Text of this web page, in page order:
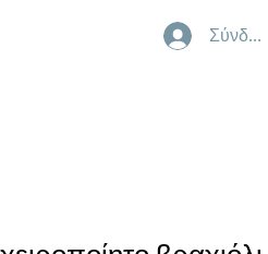
Σύνδεση